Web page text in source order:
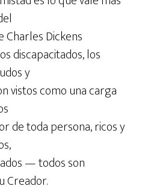
Dickens
discapacitados, los
y
vistos como una carga
de toda persona, ricos y
— todos son
Creador.